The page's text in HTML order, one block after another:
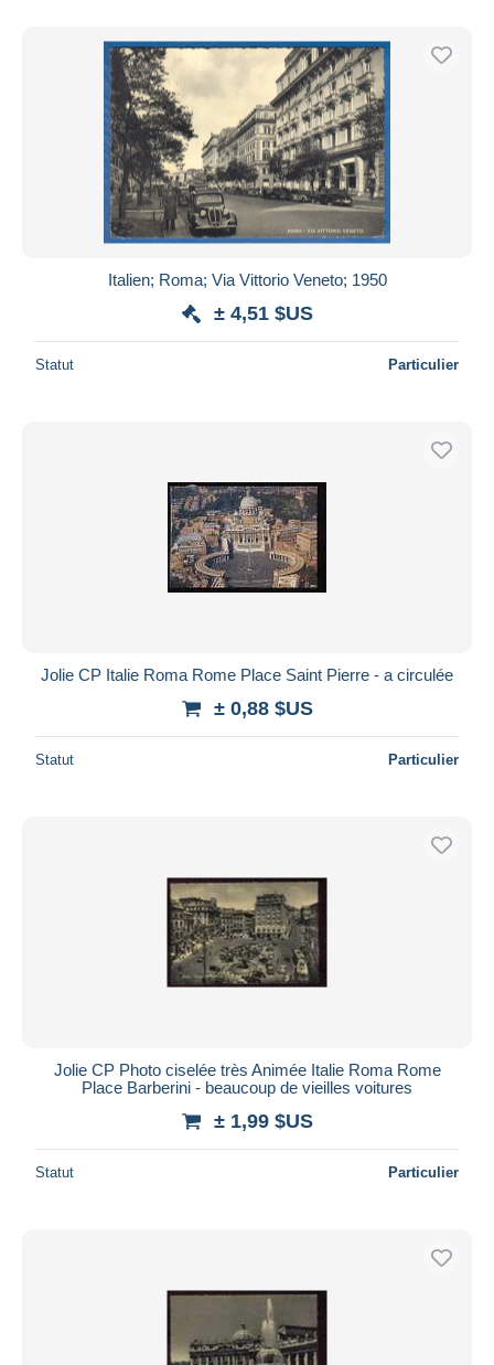
Italien; Roma; Via Vittorio Veneto; 1950
± 4,51 $US
Statut Particulier
Jolie CP Italie Roma Rome Place Saint Pierre - a circulée
± 0,88 $US
Statut Particulier
Jolie CP Photo ciselée très Animée Italie Roma Rome
Place Barberini - beaucoup de vieilles voitures
± 1,99 $US
Statut Particulier